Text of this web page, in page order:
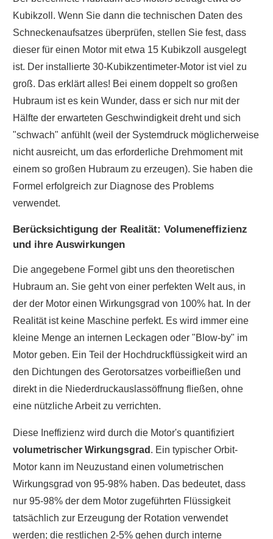
Kubikzoll. Wenn Sie dann die technischen Daten des
Schneckenaufsatzes überprüfen, stellen Sie fest, dass
dieser für einen Motor mit etwa 15 Kubikzoll ausgelegt
ist. Der installierte 30-Kubikzentimeter-Motor ist viel zu
groß. Das erklärt alles! Bei einem doppelt so großen
Hubraum ist es kein Wunder, dass er sich nur mit der
Hälfte der erwarteten Geschwindigkeit dreht und sich
"schwach" anfühlt (weil der Systemdruck möglicherweise
nicht ausreicht, um das erforderliche Drehmoment mit
einem so großen Hubraum zu erzeugen). Sie haben die
Formel erfolgreich zur Diagnose des Problems
verwendet.
Berücksichtigung der Realität: Volumeneffizienz
und ihre Auswirkungen
Die angegebene Formel gibt uns den theoretischen
Hubraum an. Sie geht von einer perfekten Welt aus, in
der der Motor einen Wirkungsgrad von 100% hat. In der
Realität ist keine Maschine perfekt. Es wird immer eine
kleine Menge an internen Leckagen oder "Blow-by" im
Motor geben. Ein Teil der Hochdruckflüssigkeit wird an
den Dichtungen des Gerotorsatzes vorbeifließen und
direkt in die Niederdruckauslassöffnung fließen, ohne
eine nützliche Arbeit zu verrichten.
Diese Ineffizienz wird durch die Motor's quantifiziert
volumetrischer Wirkungsgrad . Ein typischer Orbit-
Motor kann im Neuzustand einen volumetrischen
Wirkungsgrad von 95-98% haben. Das bedeutet, dass
nur 95-98% der dem Motor zugeführten Flüssigkeit
tatsächlich zur Erzeugung der Rotation verwendet
werden; die restlichen 2-5% gehen durch interne